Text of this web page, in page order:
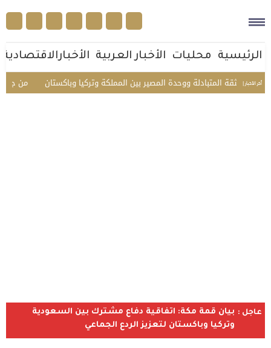
الرئيسية محليات الأخبار العربية الأخبارالاقتصادية
أخر الأخبار | من جوار الثقة المتبادلة ووحدة المصير بين المملكة وتركيا وباكستان
عاجل : بيان قمة مكة: اتفاقية دفاع مشترك بين السعودية
وتركيا وباكستان لتعزيز الردع الجماعي